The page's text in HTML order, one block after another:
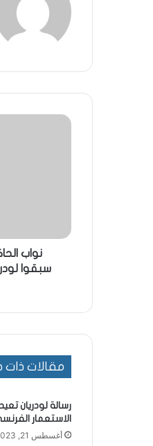
نواب
سبقوا
مقالات ذات
رسالة لودريان
الاستعمار
أغسطس 21, 2023